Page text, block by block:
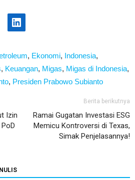
LinkedIn
, Ekonomi, Indonesia,
, Keuangan, Migas, Migas di Indonesia,
, Presiden Prabowo Subianto
Izin
Berita berikutnya
Ramai Gugatan Investasi ESG
Memicu Kontroversi di Texas,
Simak Penjelasannya!